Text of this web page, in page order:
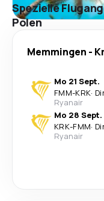
Spezielle
Polen
Memmingen -
Mo 21 Sept.
FMM-KRK·
Ryanair
Mo 28 Sept.
KRK-FMM·
Ryanair